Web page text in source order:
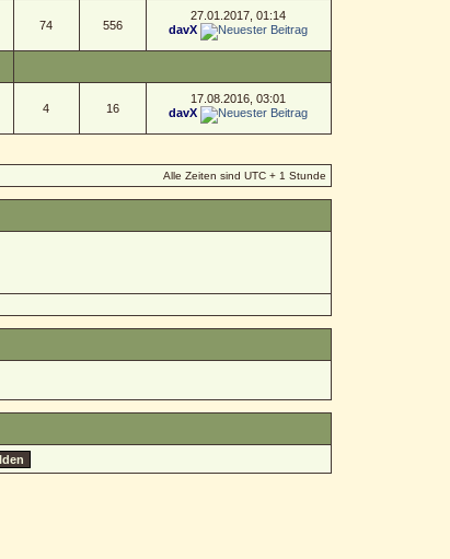
74 556
27.01.2017, 01:14
davX
4 16
17.08.2016, 03:01
davX
Alle Zeiten sind UTC + 1 Stunde